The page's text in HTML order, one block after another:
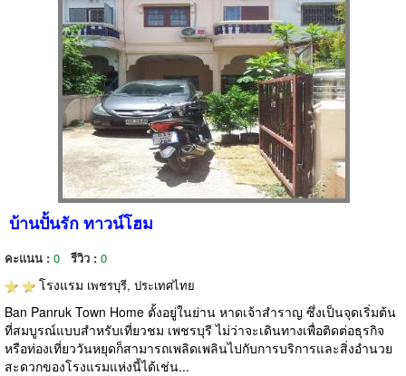
บ้านปั้นรัก ทาวน์โฮม
คะแนน : 0 รีวิว : 0
โรงแรม เพชรบุรี, ประเทศไทย
Ban Panruk Town Home ตั้งอยู่ในย่าน หาดเจ้าสำราญ ซึ่งเป็นจุดเริ่มต้น
ที่สมบูรณ์แบบสำหรับเที่ยวชม เพชรบุรี ไม่ว่าจะเดินทางเพื่อติดต่อธุรกิจ
หรือท่องเที่ยววันหยุดก็สามารถเพลิดเพลินไปกับการบริการและสิ่งอำนวย
สะดวกของโรงแรมแห่งนี้ได้เช่น...